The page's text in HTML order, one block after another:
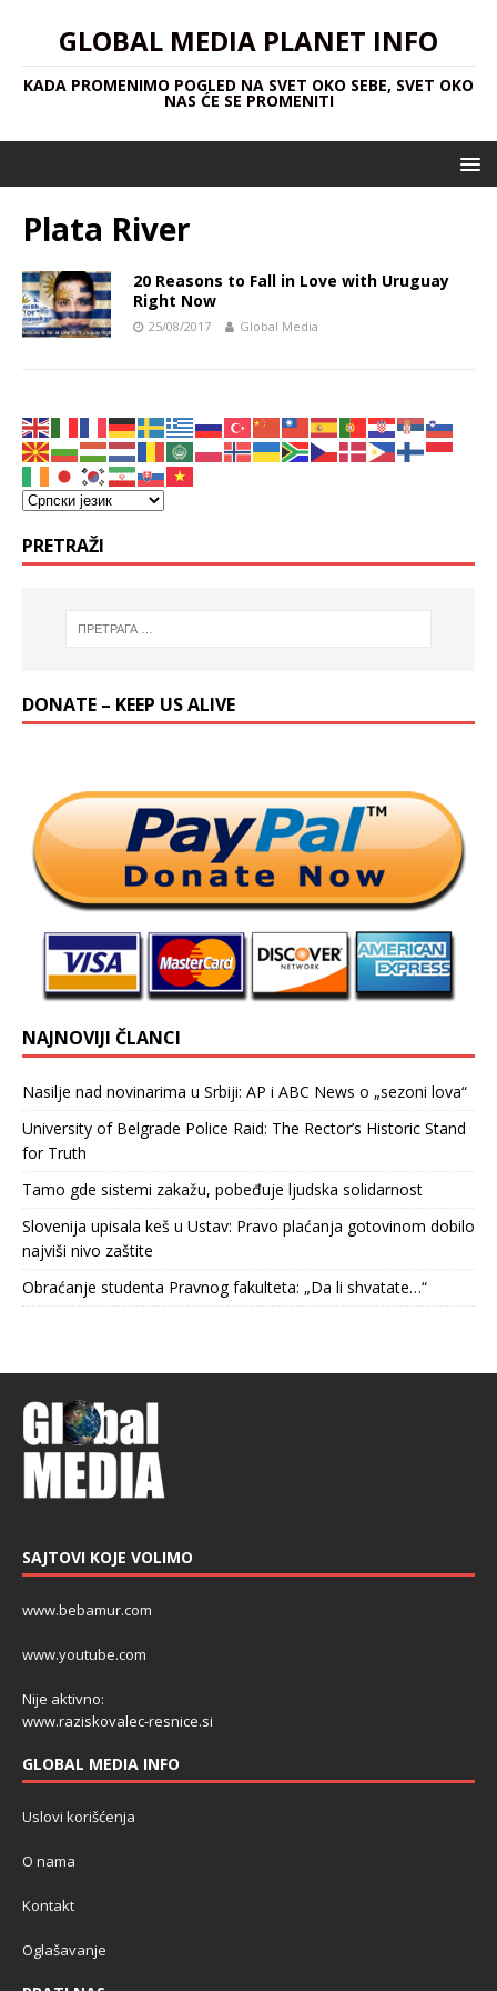
GLOBAL MEDIA PLANET INFO
KADA PROMENIMO POGLED NA SVET OKO SEBE, SVET OKO
NAS ĆE SE PROMENITI
Plata River
20 Reasons to Fall in Love with Uruguay
Right Now
25/08/2017 Global Media
PRETRAŽI
DONATE – KEEP US ALIVE
NAJNOVIJI ČLANCI
Nasilje nad novinarima u Srbiji: AP i ABC News o „sezoni lova“
University of Belgrade Police Raid: The Rector’s Historic Stand
for Truth
Tamo gde sistemi zakažu, pobeđuje ljudska solidarnost
Slovenija upisala keš u Ustav: Pravo plaćanja gotovinom dobilo
najviši nivo zaštite
Obraćanje studenta Pravnog fakulteta: „Da li shvatate…“
SAJTOVI KOJE VOLIMO
www.bebamur.com
www.youtube.com
Nije aktivno:
www.raziskovalec-resnice.si
GLOBAL MEDIA INFO
Uslovi korišćenja
O nama
Kontakt
Oglašavanje